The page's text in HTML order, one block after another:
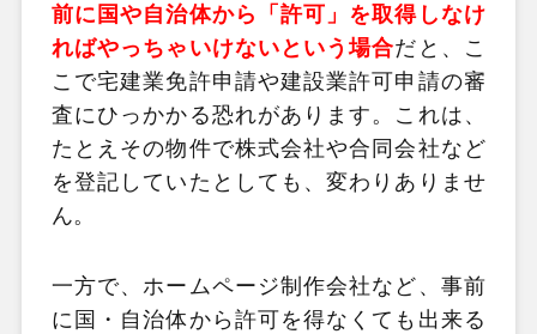
前に国や自治体から「許可」を取得しなけ
ればやっちゃいけないという場合だと、こ
こで宅建業免許申請や建設業許可申請の審
査にひっかかる恐れがあります。これは、
たとえその物件で株式会社や合同会社など
を登記していたとしても、変わりありませ
ん。
一方で、ホームページ制作会社など、事前
に国・自治体から許可を得なくても出来る